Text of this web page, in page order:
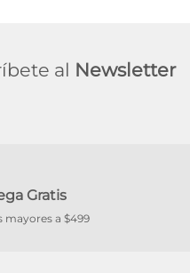
al Newsletter
Gratis
mayores a $499